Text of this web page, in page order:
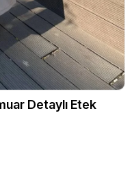
Detaylı Etek